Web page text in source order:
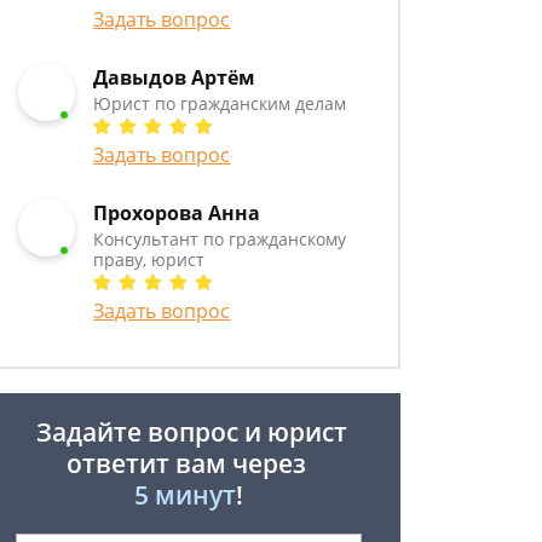
Задать вопрос
Давыдов Артём
Юрист по гражданским делам
Задать вопрос
Прохорова Анна
Консультант по гражданскому
праву, юрист
Задать вопрос
Задайте вопрос и юрист
ответит вам через
5 минут!